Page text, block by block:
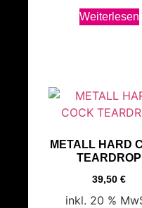
Weiterlesen
METALL HARD
TEARDROP
39,50€
inkl. 20 %